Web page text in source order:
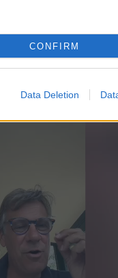
CONFIRM
Data Deletion
il professorone